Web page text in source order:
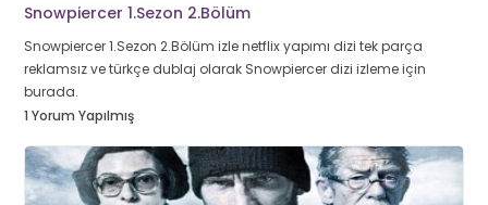
Snowpiercer 1.Sezon 2.Bölüm
Snowpiercer 1.Sezon 2.Bölüm izle netflix yapımı dizi tek parça
reklamsız ve türkçe dublaj olarak Snowpiercer dizi izleme için
burada.
1 Yorum Yapılmış